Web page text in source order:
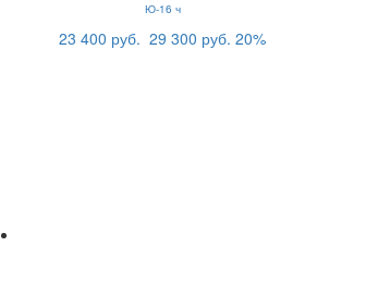
Ю-16 ч
23 400 руб. 29 300 руб. 20%